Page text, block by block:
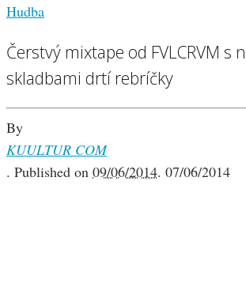
Hudba
Čerstvý mixtape od FVLCRVM s
skladbami drtí rebríčky
By
KUULTUR COM
. Published on 09/06/2014. 07/06/2014